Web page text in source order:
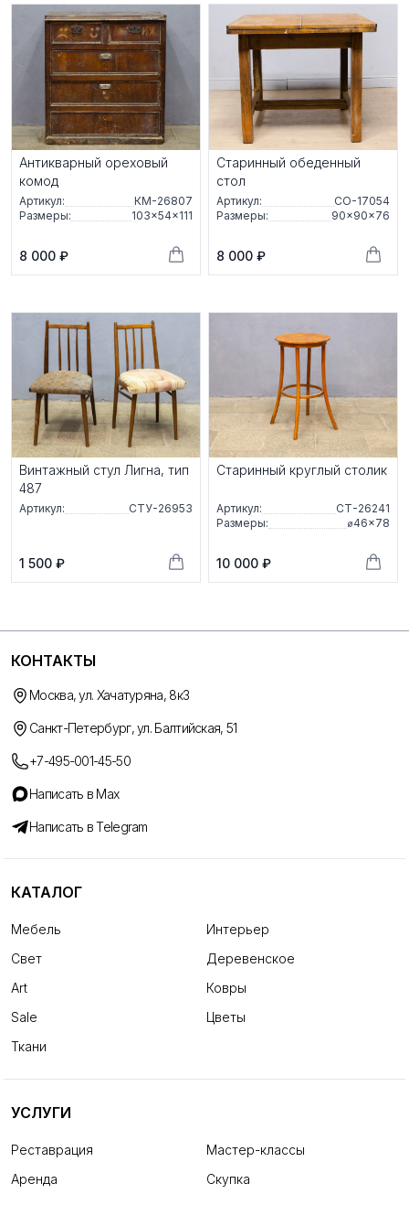
Антикварный ореховый
комод
Артикул:
КМ-26807
Размеры:
103×54×111
8 000 ₽
Старинный обеденный
стол
Артикул:
СО-17054
Размеры:
90×90×76
8 000 ₽
Винтажный стул Лигна, тип
487
Артикул: СТУ-26953
1 500 ₽
Старинный круглый столик
Артикул:
СТ-26241
Размеры:
⌀46×78
10 000 ₽
КОНТАКТЫ
Москва, ул. Хачатуряна, 8к3
Санкт-Петербург, ул. Балтийская, 51
+7-495-001-45-50
Написать в Max
Написать в Telegram
КАТАЛОГ
Мебель
Интерьер
Свет
Деревенское
Art
Ковры
Sale
Цветы
Ткани
УСЛУГИ
Реставрация
Мастер-классы
Аренда
Скупка